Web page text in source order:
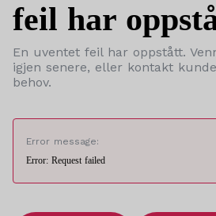
feil har
En uventet feil har oppstått.
igjen senere, eller kontakt
behov.
Error message:
Error: Request failed